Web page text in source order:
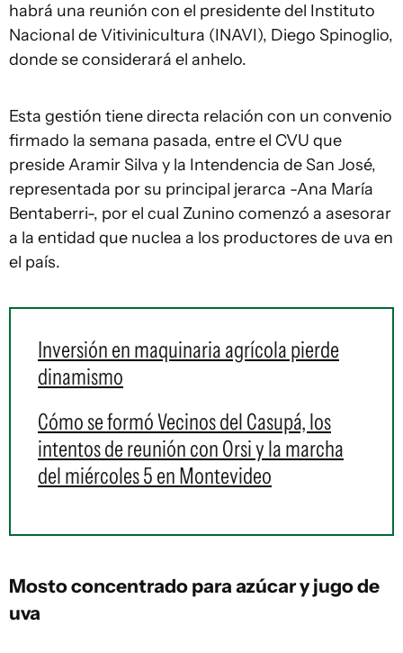
habrá una reunión con el presidente del Instituto
Nacional de Vitivinicultura (INAVI), Diego Spinoglio,
donde se considerará el anhelo.
Esta gestión tiene directa relación con un convenio
firmado la semana pasada, entre el CVU que
preside Aramir Silva y la Intendencia de San José,
representada por su principal jerarca -Ana María
Bentaberri-, por el cual Zunino comenzó a asesorar
a la entidad que nuclea a los productores de uva en
el país.
Inversión en maquinaria agrícola pierde
dinamismo
Cómo se formó Vecinos del Casupá, los
intentos de reunión con Orsi y la marcha
del miércoles 5 en Montevideo
Mosto concentrado para azúcar y jugo de
uva